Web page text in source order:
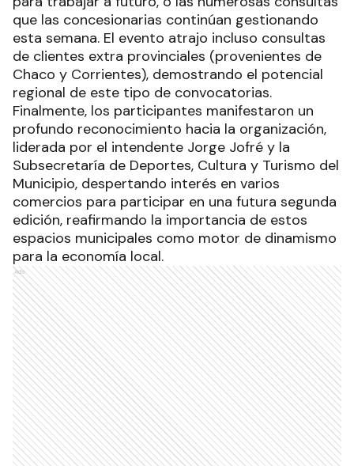
que las concesionarias continúan gestionando
esta semana. El evento atrajo incluso consultas
de clientes extra provinciales (provenientes de
Chaco y Corrientes), demostrando el potencial
regional de este tipo de convocatorias.
Finalmente, los participantes manifestaron un
profundo reconocimiento hacia la organización,
liderada por el intendente Jorge Jofré y la
Subsecretaría de Deportes, Cultura y Turismo del
Municipio, despertando interés en varios
comercios para participar en una futura segunda
edición, reafirmando la importancia de estos
espacios municipales como motor de dinamismo
para la economía local.
Ads